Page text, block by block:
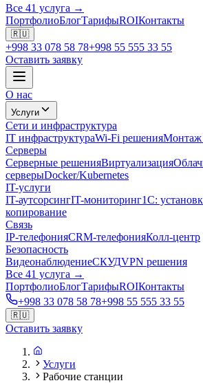
Все 41 услуга →
ПортфолиоБлогТарифыROIКонтакты
🇷🇺
+998 33 078 58 78+998 55 555 33 55
Оставить заявку
О нас
Услуги
Сети и инфраструктура
IT инфраструктураWi-Fi решения
Серверы
Серверные решенияВиртуализация
серверыDocker/Kubernetes
IT-услуги
IT-аутсорсингIT-мониторинг1С:
копирование
Связь
IP-телефонияCRM-телефонияКолл-центр
Безопасность
ВидеонаблюдениеСКУДVPN решения
Все 41 услуга →
ПортфолиоБлогТарифыROIКонтакты
+998 33 078 58 78+998 55 555 33 55
🇷🇺
Оставить заявку
Услуги
Рабочие станции